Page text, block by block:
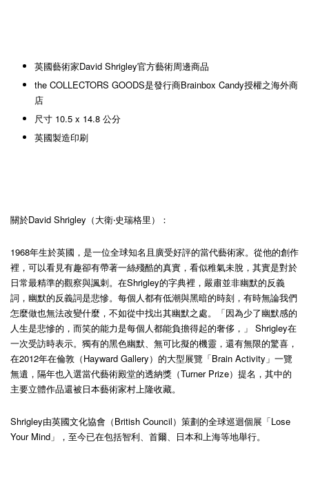
英國藝術家David Shrigley官方藝術周邊商品
the COLLECTORS GOODS是發行商Brainbox Candy授權之海外商
店
尺寸 10.5 x 14.8 公分
英國製造印刷
關於David Shrigley（大衛‧史瑞格里）：
1968年生於英國，是一位全球知名且廣受好評的當代藝術家。從他的創作
裡，可以看見有趣卻有帶著一絲殘酷的真實，看似稚氣未脫，其實是對於
日常最精準的觀察與諷刺。在Shrigley的字典裡，嚴肅並非幽默的反義
詞，幽默的反義詞是悲慘。每個人都有低潮與黑暗的時刻，有時無論我們
怎麼做也無法改變什麼，不如從中找出其幽默之處。「因為少了幽默感的
人生是悲慘的，而笑的能力是每個人都能負擔得起的奢侈，」 Shrigley在
一次受訪時表示。獨有的黑色幽默、無可比擬的機靈，還有無限的驚喜，
在2012年在倫敦（Hayward Gallery）的大型展覽「Brain Activity」一覽
無遺，隔年也入選當代藝術殿堂的透納獎（Turner Prize）提名，其中的
主要立體作品還被日本藝術家村上隆收藏。
Shrigley由英國文化協會（British Council）策劃的全球巡迴個展「Lose
Your Mind」，至今已在包括智利、首爾、日本和上海等地舉行。